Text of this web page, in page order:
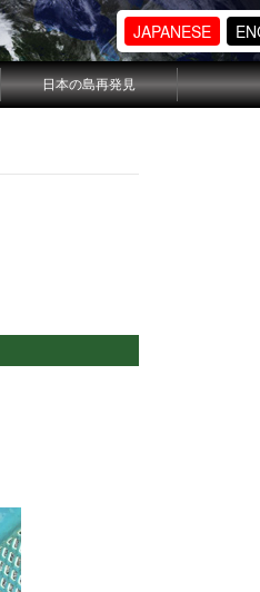
JAPANESE
日本の島再発見